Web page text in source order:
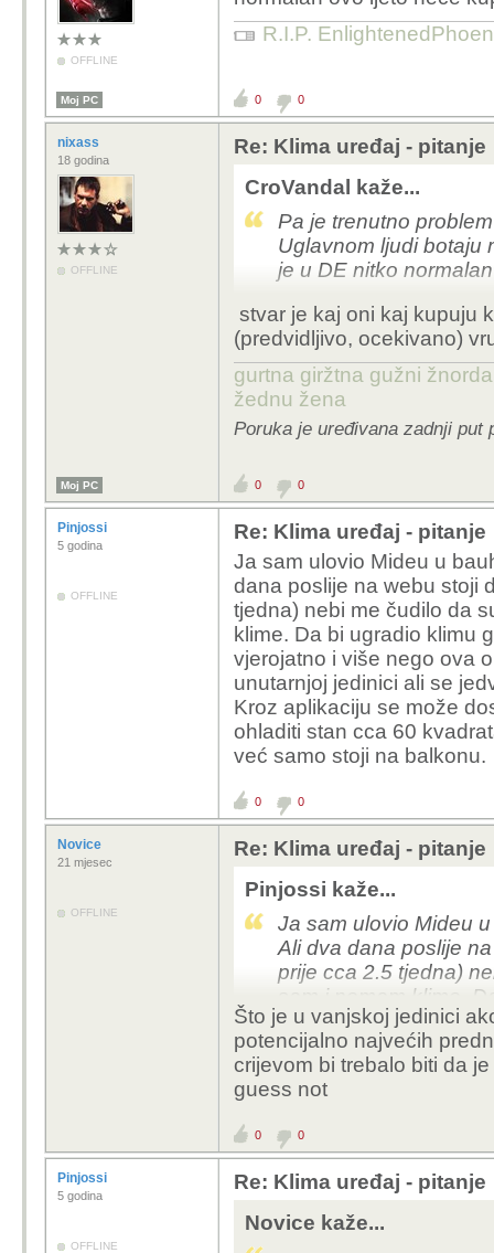
OFFLINE
R.I.P.
Moj PC 0 0
nixass
18 godina
OFFLINE
Re: Klima uređaj - pitanje
CroVandal kaže...
Pa je trenutno
Uglavnom ljudi botaju
je u DE nitko
stvar je kaj oni kaj kupuju
(predvidljivo, ocekivano)
gurtna giržtna gužni
žednu žena
Poruka je uređivana zadnji put
Moj PC 0 0
Pinjossi
5 godina
OFFLINE
Re: Klima uređaj - pitanje
Ja sam ulovio Mideu u
dana poslije na webu stoji
tjedna) nebi me čudilo da
klime. Da bi ugradio klimu
vjerojatno i više nego ova
unutarnjoj jedinici ali se
Kroz aplikaciju se može
ohladiti stan cca 60
već samo stoji na balkonu.
0 0
Novice
21 mjesec
OFFLINE
Re: Klima uređaj - pitanje
Pinjossi kaže...
Ja sam ulovio Mideu
Ali dva dana poslije
prije cca 2.5 tjedna)
sam i nemam klime.
stan ispalo bi me
stvarno super,
mrvicu glasnije od
stvari podesiti i vidjeti
na balkonu.
Što je u vanjskoj jedinici
potencijalno najvećih
crijevom bi trebalo biti da
guess not
0 0
Pinjossi
5 godina
OFFLINE
Re: Klima uređaj - pitanje
Novice kaže...